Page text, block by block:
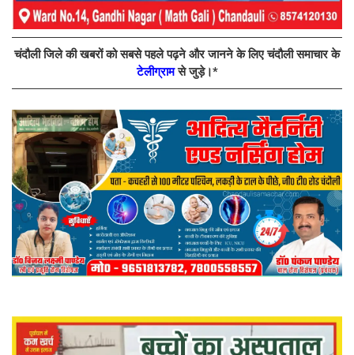
चंदौली जिले की खबरों को सबसे पहले पढ़ने और जानने के लिए चंदौली समाचार के
टेलीग्रामसे जुड़े।*